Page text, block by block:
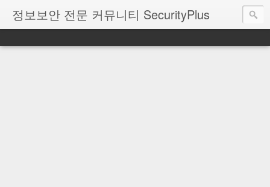
정보보안 전문 커뮤니티 SecurityPlus